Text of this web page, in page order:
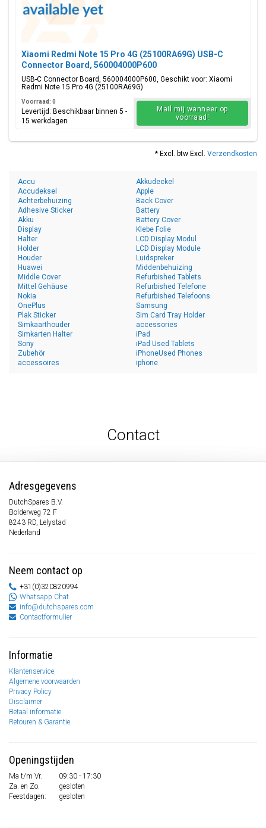
Xiaomi Redmi Note 15 Pro 4G (25100RA69G) USB-C
Connector Board, 560004000P600
USB-C Connector Board, 560004000P600, Geschikt voor: Xiaomi
Redmi Note 15 Pro 4G (25100RA69G)
Voorraad: 0
Levertijd: Beschikbaar binnen 5 -
15 werkdagen
Mail mij wanneer op
voorraad!
* Excl. btw Excl. Verzendkosten
Accu
Accudeksel
Achterbehuizing
Adhesive Sticker
Akku
Akkudeckel
Apple
Back Cover
Battery
Battery Cover
Display
Halter
Holder
Houder
Huawei
Klebe Folie
LCD Display Modul
LCD Display Module
Luidspreker
Middenbehuizing
Middle Cover
Mittel Gehäuse
Nokia
OnePlus
Plak Sticker
Refurbished Tablets
Refurbished Telefone
Refurbished Telefoons
Samsung
Sim Card Tray Holder
Simkaarthouder
Simkarten Halter
Sony
Zubehör
accessoires
accessories
iPad
iPad Used Tablets
iPhoneUsed Phones
iphone
Contact
Adresgegevens
DutchSpares B.V.
Bolderweg 72 F
8243 RD, Lelystad
Nederland
Neem contact op
+31(0)320820994
Whatsapp Chat
info@dutchspares.com
Contactformulier
Informatie
Klantenservice
Algemene voorwaarden
Privacy Policy
Disclaimer
Betaal informatie
Retouren & Garantie
Openingstijden
Ma t/m Vr.
09:30 - 17:30
Za. en Zo.
gesloten
Feestdagen:
gesloten